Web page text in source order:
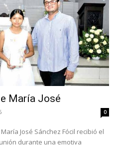
María José
0
José Sánchez Fócil recibió el
durante una emotiva